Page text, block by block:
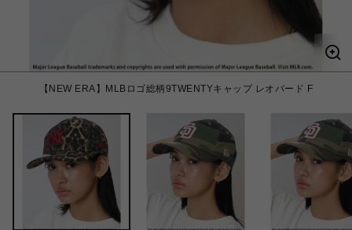
【NEW ERA】MLBロゴ総柄9TWENTYキャップ レオパード F